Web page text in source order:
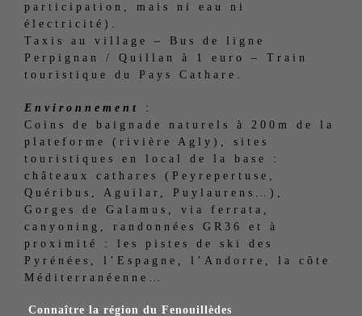
participation, mais ni eau ni
électricité).
Taxis au village – Bus de ligne
Perpignan / Quillan à 1 euro – Train
touristique du Pays Cathare.
Environnement
:
Coins de baignade naturels à 200m de la
plateforme (rivière Agly), sites
touristiques en local de la base :
châteaux cathares (Peyrepertuse,
Quéribus, Aguilar, Puylaurens…),
Gorges de Galamus, via ferrata,
canyoning, randonnées GR36 et à
proximité : les pistes de ski des
Pyrénées, l’Espagne, l’Andorre, la côte
Méditerranéenne…
Connaître la région du Fenouillèdes